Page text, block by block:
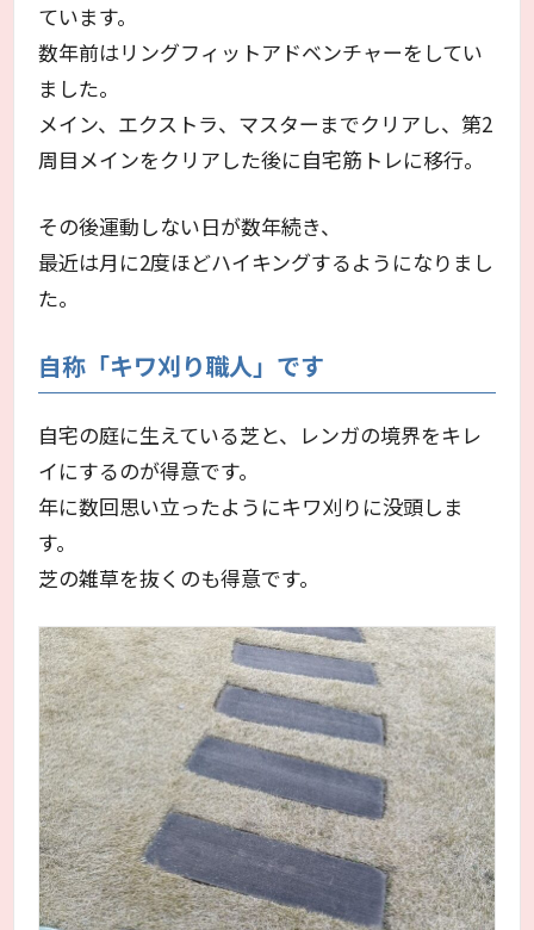
ています。
数年前はリングフィットアドベンチャーをしてい
ました。
メイン、エクストラ、マスターまでクリアし、第2
周目メインをクリアした後に自宅筋トレに移行。
その後運動しない日が数年続き、
最近は月に2度ほどハイキングするようになりまし
た。
自称「キワ刈り職人」です
自宅の庭に生えている芝と、レンガの境界をキレ
イにするのが得意です。
年に数回思い立ったようにキワ刈りに没頭しま
す。
芝の雑草を抜くのも得意です。